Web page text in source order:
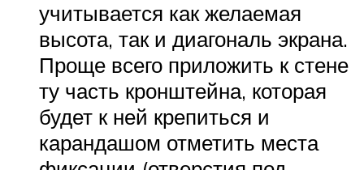
учитывается как желаемая
высота, так и диагональ экрана.
Проще всего приложить к стене
ту часть кронштейна, которая
будет к ней крепиться и
карандашом отметить места